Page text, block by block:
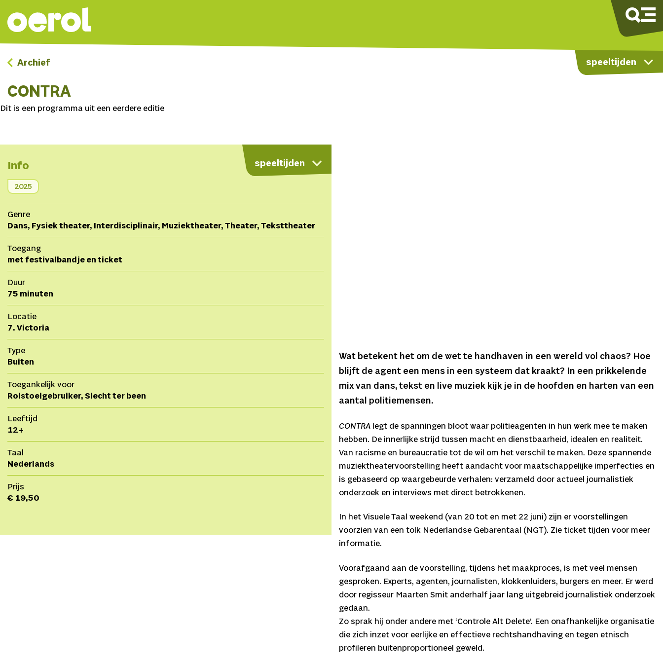
speeltijden
Archief
CONTRA
Dit is een programma uit een eerdere editie
speeltijden
Info
2025
Genre
Dans, Fysiek theater, Interdisciplinair, Muziektheater, Theater, Teksttheater
Toegang
met festivalbandje en ticket
Duur
75 minuten
Locatie
7. Victoria
Type
Buiten
Toegankelijk voor
Rolstoelgebruiker, Slecht ter been
Leeftijd
12+
Taal
Nederlands
Prijs
€ 19,50
Wat betekent het om de wet te handhaven in een wereld vol chaos? Hoe
blijft de agent een mens in een systeem dat kraakt? In een prikkelende
mix van dans, tekst en live muziek kijk je in de hoofden en harten van een
aantal politiemensen.
CONTRA legt de spanningen bloot waar politieagenten in hun werk mee te maken
hebben. De innerlijke strijd tussen macht en dienstbaarheid, idealen en realiteit.
Van racisme en bureaucratie tot de wil om het verschil te maken. Deze spannende
muziektheatervoorstelling heeft aandacht voor maatschappelijke imperfecties en
is gebaseerd op waargebeurde verhalen: verzameld door actueel journalistiek
onderzoek en interviews met direct betrokkenen.
In het Visuele Taal weekend (van 20 tot en met 22 juni) zijn er voorstellingen
voorzien van een tolk Nederlandse Gebarentaal (NGT). Zie ticket tijden voor meer
informatie.
Voorafgaand aan de voorstelling, tijdens het maakproces, is met veel mensen
gesproken. Experts, agenten, journalisten, klokkenluiders, burgers en meer. Er werd
door regisseur Maarten Smit anderhalf jaar lang uitgebreid journalistiek onderzoek
gedaan.
Zo sprak hij onder andere met ‘Controle Alt Delete’. Een onafhankelijke organisatie
die zich inzet voor eerlijke en effectieve rechtshandhaving en tegen etnisch
profileren buitenproportioneel geweld.